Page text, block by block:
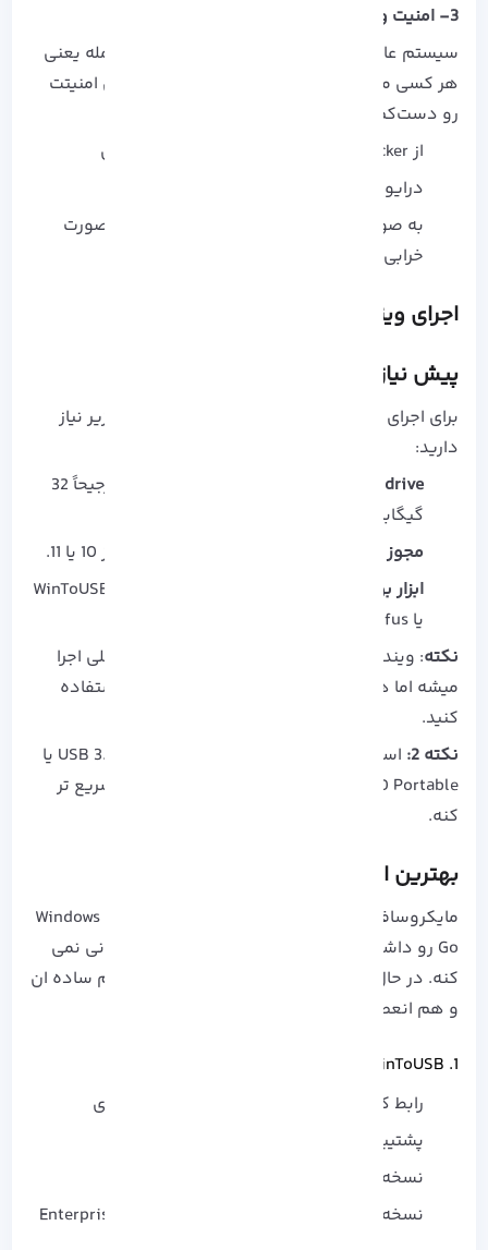
3- امنیت و پایداری
سیستم عامل روی USB به‌صورت فیزیکی قابل حمله یعنی
هر کسی می‌ تونه فلش رو برداره و بوت کنه. پس امنیتت
رو دست‌کم نگیر.
از BitLocker برای رمزگذاری فلش استفاده کن
درایورها رو قبل از بوت بررسی و آپدیت کن
به‌ صورت دوره‌ ای از فلشت بکاپ بگیر تا در صورت
خرابی، سریع جایگزین کنی
اجرای ویندوز 11 از روی فلش USB
پیش نیازها
برای اجرای ویندوز 11 از طریق USB Drive به موارد زیر نیاز
دارید:
USB flash drive:
حداقل 16 گیگابایت فضا، ترجیحاً 32
گیگابایت.
مجوز ویندوز معتبر:
برای اجرای قانونی ویندوز 10 یا 11.
ابزار بوتیبل کردن USB:
نرم‌ افزارهایی مانند WinToUSB
یاRufus
نکته
: ویندوز از طریق USB کمی کندتر از هارد داخلی اجرا
میشه اما همچنان میتونید برنامه‌ ها رو نصب و استفاده
کنید.
نکته 2:
استفاده از فلش USB با سرعت بالا (مثل USB 3.1 یا
SSD Portable) می‌ تونه تجربه‌ ات رو تا چند برابر سریع‌ تر
کنه.
بهترین ابزار برای ساخت USB بوتیبل
مایکروسافت تا مدتی ابزار رسمی خودش یعنی Windows To
Go رو داشت، اما از ویندوز 10 به بعد دیگه پشتیبانی نمی‌
کنه. در حال حاضر دو ابزار اصلی وجود داره که هم ساده‌ ان
و هم انعطاف‌ پذیر:
1. WinToUSB
رابط کاربری ساده و مناسب برای کاربران مبتدی
پشتیبانی از نسخه‌ های مختلف ویندوز
نسخه رایگان برای Windows Home
نسخه پولی برای Windows Professional یا Enterprise